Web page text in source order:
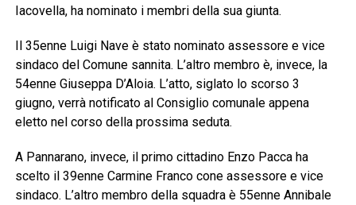
Iacovella, ha nominato i membri della sua giunta.
Il 35enne Luigi Nave è stato nominato assessore e vice
sindaco del Comune sannita. L’altro membro è, invece, la
54enne Giuseppa D’Aloia. L’atto, siglato lo scorso 3
giugno, verrà notificato al Consiglio comunale appena
eletto nel corso della prossima seduta.
A Pannarano, invece, il primo cittadino Enzo Pacca ha
scelto il 39enne Carmine Franco cone assessore e vice
sindaco. L’altro membro della squadra è 55enne Annibale